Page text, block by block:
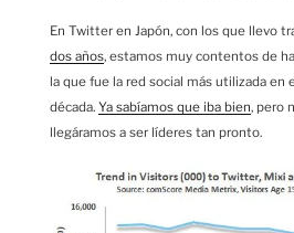
En Twitter en Japón, con los que llevo
dos años, estamos muy contentos de
la que fue la red social más utilizada en
década. Ya sabíamos que iba bien, pero
llegáramos a ser líderes tan pronto.